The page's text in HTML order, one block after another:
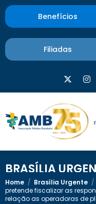
Benefícios
Filiadas
BRASÍLIA
Home / Brasília Urgente /
pretende fiscalizar as
relação as operadoras de